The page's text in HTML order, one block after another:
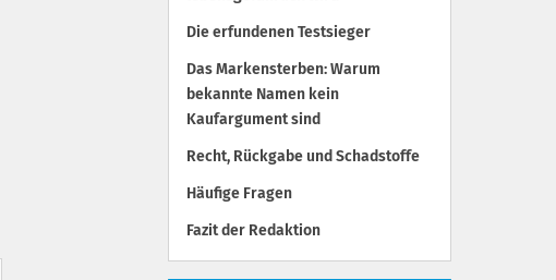
Die erfundenen Testsieger
Das Markensterben: Warum
bekannte Namen kein
Kaufargument sind
Recht, Rückgabe und Schadstoffe
Häufige Fragen
Fazit der Redaktion